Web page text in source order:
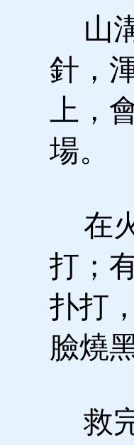
山
針，
上，
場。
在
打；
扑打
臉燒
救